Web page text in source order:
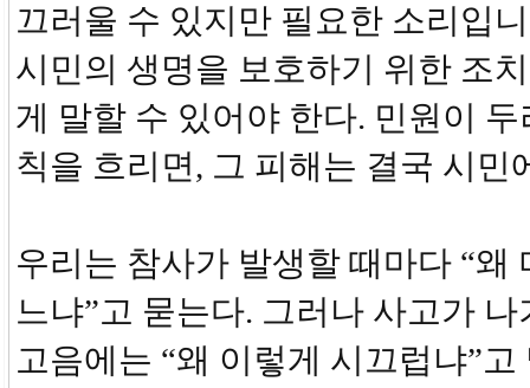
끄러울 수 있지만 필요한 소리입
시민의 생명을 보호하기 위한 조
게 말할 수 있어야 한다. 민원이
칙을 흐리면, 그 피해는 결국 시민
우리는 참사가 발생할 때마다 “왜
느냐”고 묻는다. 그러나 사고가
고음에는 “왜 이렇게 시끄럽냐”